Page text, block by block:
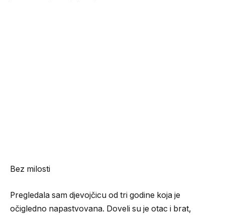
Bez milosti
Pregledala sam djevojčicu od tri godine koja je
očigledno napastvovana. Doveli su je otac i brat,